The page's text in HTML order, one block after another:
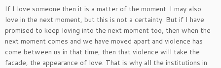
If I love someone then it is a matter of the moment. I may also
love in the next moment, but this is not a certainty. But if I have
promised to keep loving into the next moment too, then when the
next moment comes and we have moved apart and violence has
come between us in that time, then that violence will take the
facade, the appearance of love. That is why all the institutions in